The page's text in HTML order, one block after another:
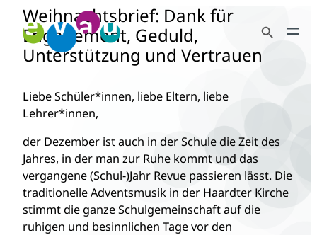
Zum
Inhalt
springen
Weihnachtsbrief: Dank für
Engagement, Geduld,
Unterstützung und Vertrauen
Liebe Schüler*innen, liebe Eltern, liebe
Lehrer*innen,
der Dezember ist auch in der Schule die Zeit des
Jahres, in der man zur Ruhe kommt und das
vergangene (Schul-)Jahr Revue passieren lässt. Die
traditionelle Adventsmusik in der Haardter Kirche
stimmt die ganze Schulgemeinschaft auf die
ruhigen und besinnlichen Tage vor den